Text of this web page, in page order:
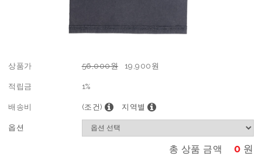
상품가 56,000원 19,900 원
적립금 1%
배송비 (조건) 지역별
옵션
총 상품 금액 0 원